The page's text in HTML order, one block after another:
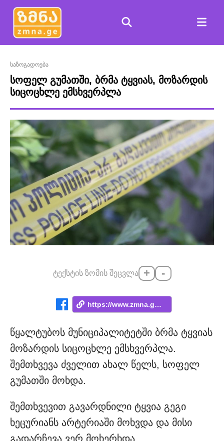
საზოგადოება
სოფელ გუმათში, ბრმა ტყვიას, მოზარდის
სიცოცხლე ემსხვერპლა
ტექსტის ზომის შეცვლა + -
https://www.zmna.ge/news/brma-tyvias-moz...
წყალტუბოს მუნიციპალიტეტში ბრმა ტყვიას
მოზარდის სიცოცხლე ემსხვერპლა.
შემთხვევა ძველით ახალ წელს, სოფელ
გუმათში მოხდა.
შემთხვევით გავარდნილი ტყვია გეგი
ხეცურიანს არტერიაში მოხვდა და მისი
გადარჩევა ვერ მოხერხდა.